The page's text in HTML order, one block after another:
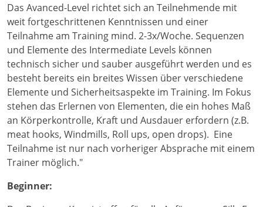
Das Avanced-Level richtet sich an Teilnehmende mit
weit fortgeschrittenen Kenntnissen und einer
Teilnahme am Training mind. 2-3x/Woche. Sequenzen
und Elemente des Intermediate Levels können
technisch sicher und sauber ausgeführt werden und es
besteht bereits ein breites Wissen über verschiedene
Elemente und Sicherheitsaspekte im Training. Im Fokus
stehen das Erlernen von Elementen, die ein hohes Maß
an Körperkontrolle, Kraft und Ausdauer erfordern (z.B.
meat hooks, Windmills, Roll ups, open drops). Eine
Teilnahme ist nur nach vorheriger Absprache mit einem
Trainer möglich."
Beginner: